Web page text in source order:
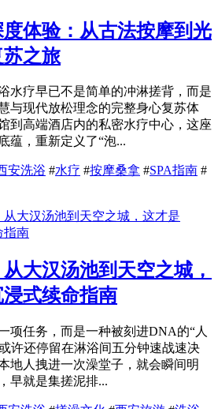
体验：从古法按摩到光
之旅
水疗早已不是简单的冲淋搓背，而是
与现代放松理念的完整身心复苏体
到高端酒店内的私密水疗中心，这座
蕴，重新定义了“泡...
安洗浴 #水疗 #按摩桑拿 #SPA指南 #
大汉汤池到天空之城，
式续命指南
项任务，而是一种被刻进DNA的“人
许还停留在淋浴间五分钟速战速决
地人拽进一次澡堂子，就会瞬间明
早就是集搓泥排...